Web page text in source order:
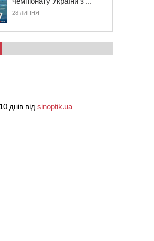
28 ЛИПНЯ
днів від sinoptik.ua